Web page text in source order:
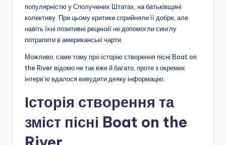
популярністю у Сполучених Штатах, на батьківщині
колективу. При цьому критики сприйняли її добре, але
навіть їхні позитивні рецензії не допомогли синглу
потрапити в американські чарти.
Можливо, саме тому про історію створення пісні Boat on
the River відомо не так вже й багато, проте з окремих
інтерв’ю вдалося вивудити деяку інформацію.
Історія створення та
зміст пісні Boat on the